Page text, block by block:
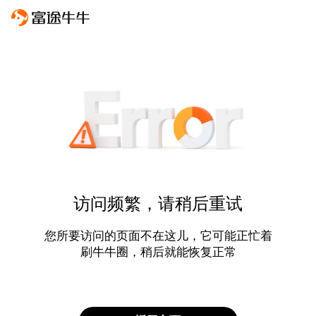
访问频繁，请稍后重试
您所要访问的页面不在这儿，它可能正忙着
刷牛牛圈，稍后就能恢复正常